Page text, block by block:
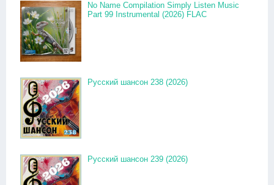
No Name Compilation Simply Listen Music
Part 99 Instrumental (2026) FLAC
Русский шансон 238 (2026)
Русский шансон 239 (2026)